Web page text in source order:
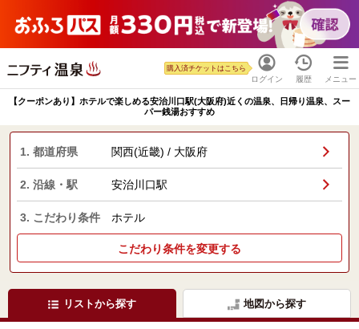
ログイン
購入済チケットはこちら
履歴 メニュー
【クーポンあり】ホテルで楽しめる安治川口駅(大阪府)近くの温泉、日帰り温泉、スー
パー銭湯おすすめ
1. 都道府県 関西(近畿) / 大阪府
2. 沿線・駅 安治川口駅
3. こだわり条件 ホテル
こだわり条件を変更する
リストから探す 地図から探す